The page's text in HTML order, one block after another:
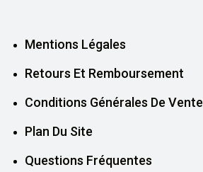
Mentions Légales
Retours Et Remboursement
Conditions Générales De Vente
Plan Du Site
Questions Fréquentes